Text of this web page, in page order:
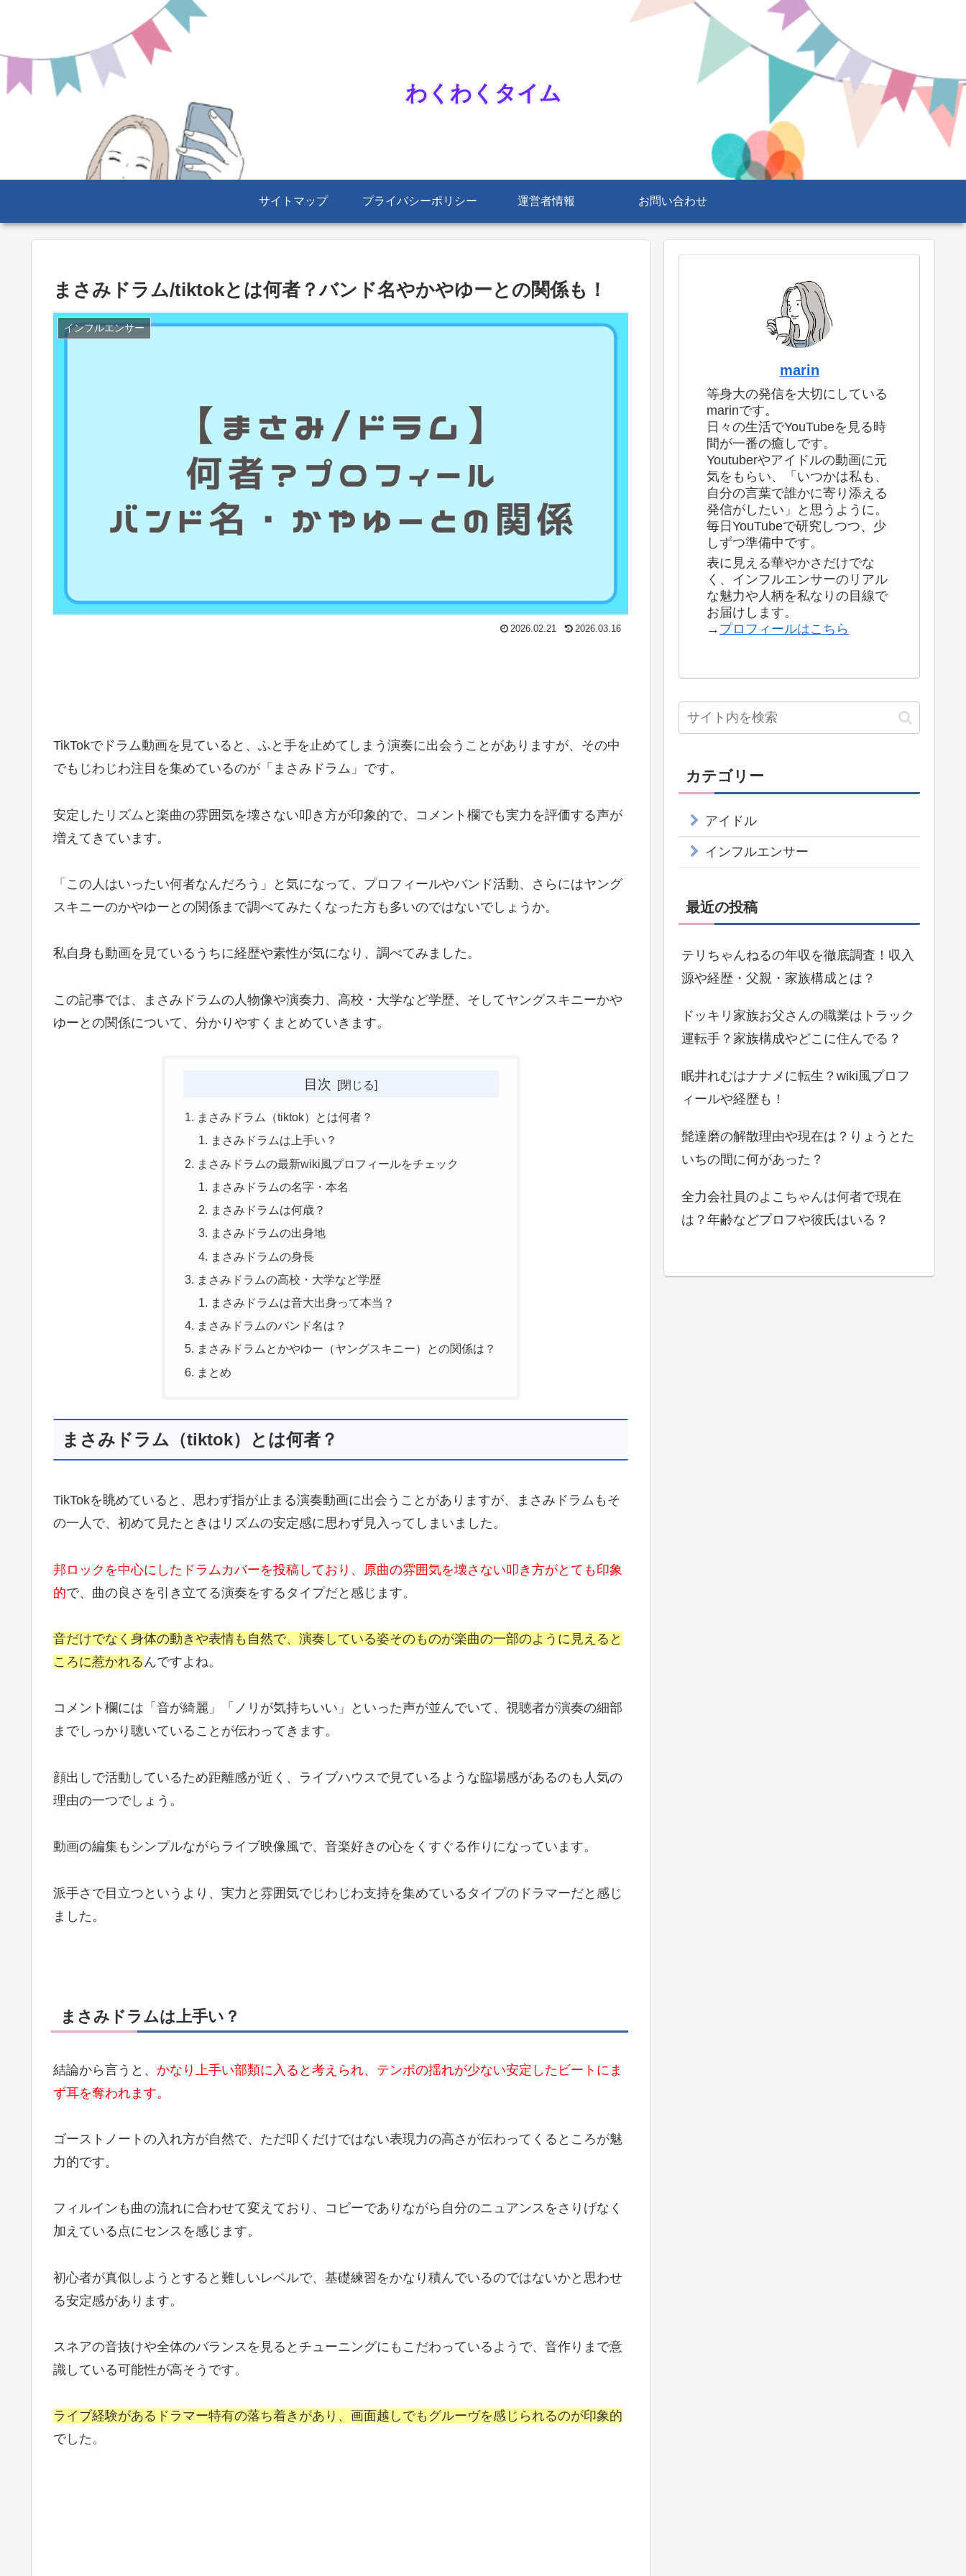
わくわくタイム
サイトマップ プライバシーポリシー 運営者情報 お問い合わせ
まさみドラム/tiktokとは何者？バンド名やかやゆーとの関係も！
インフルエンサー
2026.02.21 2026.03.16
TikTokでドラム動画を見ていると、ふと手を止めてしまう演奏に出会うことがありますが、その中
でもじわじわ注目を集めているのが「まさみドラム」です。
安定したリズムと楽曲の雰囲気を壊さない叩き方が印象的で、コメント欄でも実力を評価する声が
増えてきています。
「この人はいったい何者なんだろう」と気になって、プロフィールやバンド活動、さらにはヤング
スキニーのかやゆーとの関係まで調べてみたくなった方も多いのではないでしょうか。
私自身も動画を見ているうちに経歴や素性が気になり、調べてみました。
この記事では、まさみドラムの人物像や演奏力、高校・大学など学歴、そしてヤングスキニーかや
ゆーとの関係について、分かりやすくまとめていきます。
目次
まさみドラム（tiktok）とは何者？
まさみドラムは上手い？
まさみドラムの最新wiki風プロフィールをチェック
まさみドラムの名字・本名
まさみドラムは何歳？
まさみドラムの出身地
まさみドラムの身長
まさみドラムの高校・大学など学歴
まさみドラムは音大出身って本当？
まさみドラムのバンド名は？
まさみドラムとかやゆー（ヤングスキニー）との関係は？
まとめ
まさみドラム（tiktok）とは何者？
TikTokを眺めていると、思わず指が止まる演奏動画に出会うことがありますが、まさみドラムもそ
の一人で、初めて見たときはリズムの安定感に思わず見入ってしまいました。
邦ロックを中心にしたドラムカバーを投稿しており、原曲の雰囲気を壊さない叩き方がとても印象
的で、曲の良さを引き立てる演奏をするタイプだと感じます。
音だけでなく身体の動きや表情も自然で、演奏している姿そのものが楽曲の一部のように見えると
ころに惹かれる んですよね。
コメント欄には「音が綺麗」「ノリが気持ちいい」といった声が並んでいて、視聴者が演奏の細部
までしっかり聴いていることが伝わってきます。
顔出しで活動しているため距離感が近く、ライブハウスで見ているような臨場感があるのも人気の
理由の一つでしょう。
動画の編集もシンプルながらライブ映像風で、音楽好きの心をくすぐる作りになっています。
派手さで目立つというより、実力と雰囲気でじわじわ支持を集めているタイプのドラマーだと感じ
ました。
まさみドラムは上手い？
結論から言うと、 かなり上手い部類に入ると考えられ、テンポの揺れが少ない安定したビートにま
ず耳を奪われます。
ゴーストノートの入れ方が自然で、ただ叩くだけではない表現力の高さが伝わってくるところが魅
力的です。
フィルインも曲の流れに合わせて変えており、コピーでありながら自分のニュアンスをさりげなく
加えている点にセンスを感じます。
初心者が真似しようとすると難しいレベルで、基礎練習をかなり積んでいるのではないかと思わせ
る安定感があります。
スネアの音抜けや全体のバランスを見るとチューニングにもこだわっているようで、音作りまで意
識している可能性が高そうです。
ライブ経験があるドラマー特有の落ち着きがあり、画面越しでもグルーヴを感じられるのが印象的
でした。
marin
等身大の発信を大切にしている
marinです。
日々の生活でYouTubeを見る時
間が一番の癒しです。
Youtuberやアイドルの動画に元
気をもらい、「いつかは私も、
自分の言葉で誰かに寄り添える
発信がしたい」と思うように。
毎日YouTubeで研究しつつ、少
しずつ準備中です。
表に見える華やかさだけでな
く、インフルエンサーのリアル
な魅力や人柄を私なりの目線で
お届けします。
→ プロフィールはこちら
カテゴリー
アイドル
インフルエンサー
最近の投稿
テリちゃんねるの年収を徹底調査！収入
源や経歴・父親・家族構成とは？
ドッキリ家族お父さんの職業はトラック
運転手？家族構成やどこに住んでる？
眠井れむはナナメに転生？wiki風プロフ
ィールや経歴も！
髭達磨の解散理由や現在は？りょうとた
いちの間に何があった？
全力会社員のよこちゃんは何者で現在
は？年齢などプロフや彼氏はいる？